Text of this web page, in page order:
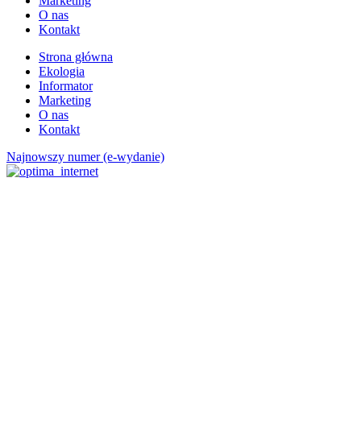
O nas
Kontakt
Strona główna
Ekologia
Informator
Marketing
O nas
Kontakt
Najnowszy numer (e-wydanie)